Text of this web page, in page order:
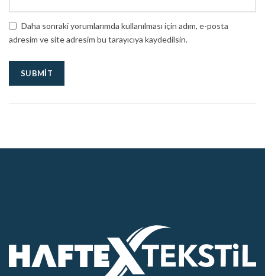
Daha sonraki yorumlarımda kullanılması için adım, e-posta
adresim ve site adresim bu tarayıcıya kaydedilsin.